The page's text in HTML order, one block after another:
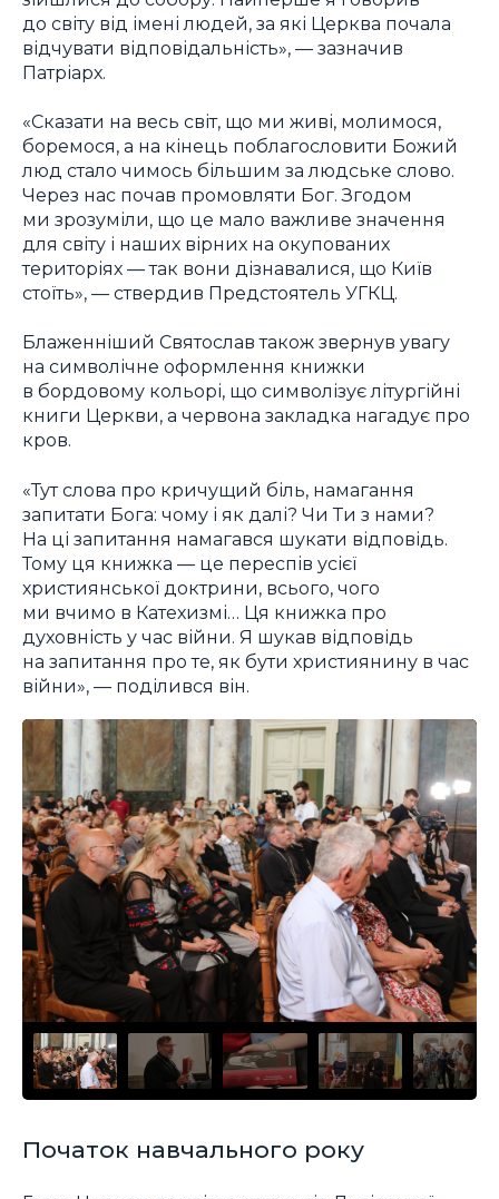
до світу від імені людей, за які Церква почала
відчувати відповідальність», — зазначив
Патріарх.
«Сказати на весь світ, що ми живі, молимося,
боремося, а на кінець поблагословити Божий
люд стало чимось більшим за людське слово.
Через нас почав промовляти Бог. Згодом
ми зрозуміли, що це мало важливе значення
для світу і наших вірних на окупованих
територіях — так вони дізнавалися, що Київ
стоїть», — ствердив Предстоятель УГКЦ.
Блаженніший Святослав також звернув увагу
на символічне оформлення книжки
в бордовому кольорі, що символізує літургійні
книги Церкви, а червона закладка нагадує про
кров.
«Тут слова про кричущий біль, намагання
запитати Бога: чому і як далі? Чи Ти з нами?
На ці запитання намагався шукати відповідь.
Тому ця книжка — це переспів усієї
християнської доктрини, всього, чого
ми вчимо в Катехизмі… Ця книжка про
духовність у час війни. Я шукав відповідь
на запитання про те, як бути християнину в час
війни», — поділився він.
Початок навчального року